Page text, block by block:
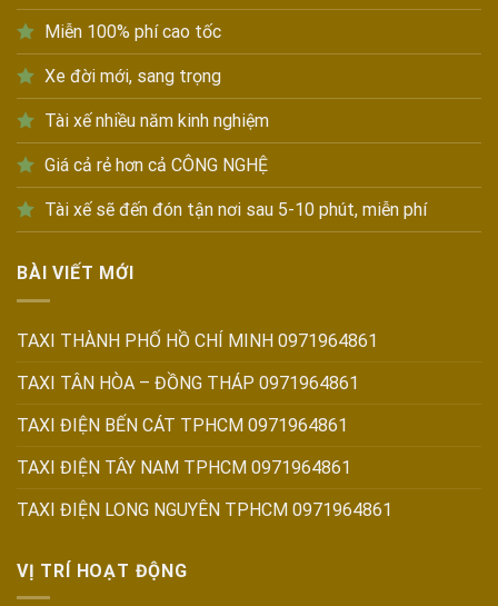
Miễn 100% phí cao tốc
Xe đời mới, sang trọng
Tài xế nhiều năm kinh nghiệm
Giá cả rẻ hơn cả CÔNG NGHỆ
Tài xế sẽ đến đón tận nơi sau 5-10 phút, miễn phí
BÀI VIẾT MỚI
TAXI THÀNH PHỐ HỒ CHÍ MINH 0971964861
TAXI TÂN HÒA – ĐỒNG THÁP 0971964861
TAXI ĐIỆN BẾN CÁT TPHCM 0971964861
TAXI ĐIỆN TÂY NAM TPHCM 0971964861
TAXI ĐIỆN LONG NGUYÊN TPHCM 0971964861
VỊ TRÍ HOẠT ĐỘNG